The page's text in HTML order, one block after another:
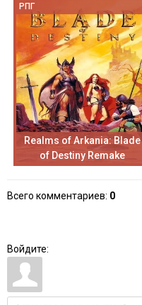
РПГ
Realms of Arkania: Blade
of Destiny Remake
Всего комментариев: 0
Войдите: